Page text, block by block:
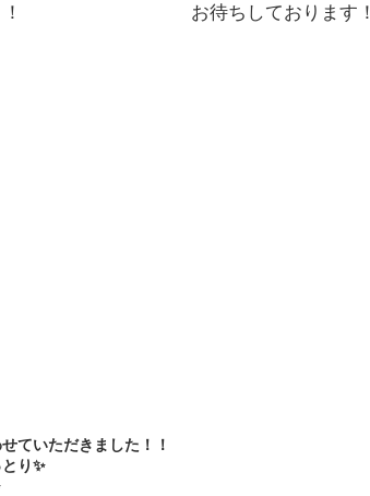
​お待ちしております！
ていただきました！！
り✨